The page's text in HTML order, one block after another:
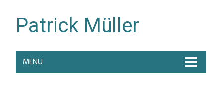
Patrick Müller
MENU